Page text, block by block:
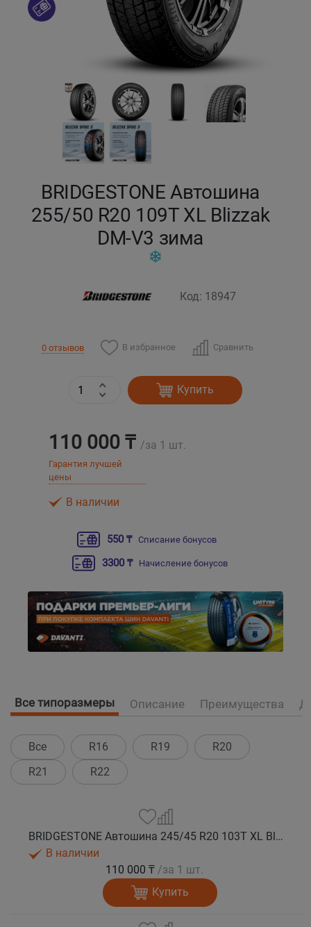
BRIDGESTONE Автошина
255/50 R20 109T XL Blizzak
DM-V3 зима
Код: 18947
0 отзывов В избранное Сравнить
Купить
110 000 ₸ /за 1 шт.
Гарантия лучшей
цены
В наличии
550 ₸ Списание бонусов
3300 ₸ Начисление бонусов
Все типоразмеры Описание Преимущества
Все R16 R19
R20
R21
R22
BRIDGESTONE Автошина 245/45 R20 103T XL Blizzak DM-V3 зима
В наличии
110 000 ₸ /за 1 шт.
Купить
Кокшетау
Кызылорда
Петропавловск
Семей
Уральск
Экибастуз
Бишкек